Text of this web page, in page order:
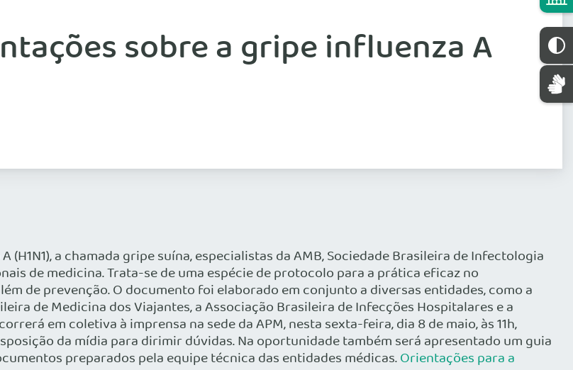
sobre a gripe influenza A
a chamada gripe suína, especialistas da AMB, Sociedade Brasileira de Infectologia
de medicina. Trata-se de uma espécie de protocolo para a prática eficaz no
de prevenção. O documento foi elaborado em conjunto a diversas entidades, como a
de Medicina dos Viajantes, a Associação Brasileira de Infecções Hospitalares e a
em coletiva à imprensa na sede da APM, nesta sexta-feira, dia 8 de maio, às 11h,
da mídia para dirimir dúvidas. Na oportunidade também será apresentado um guia
preparados pela equipe técnica das entidades médicas.Orientações para a